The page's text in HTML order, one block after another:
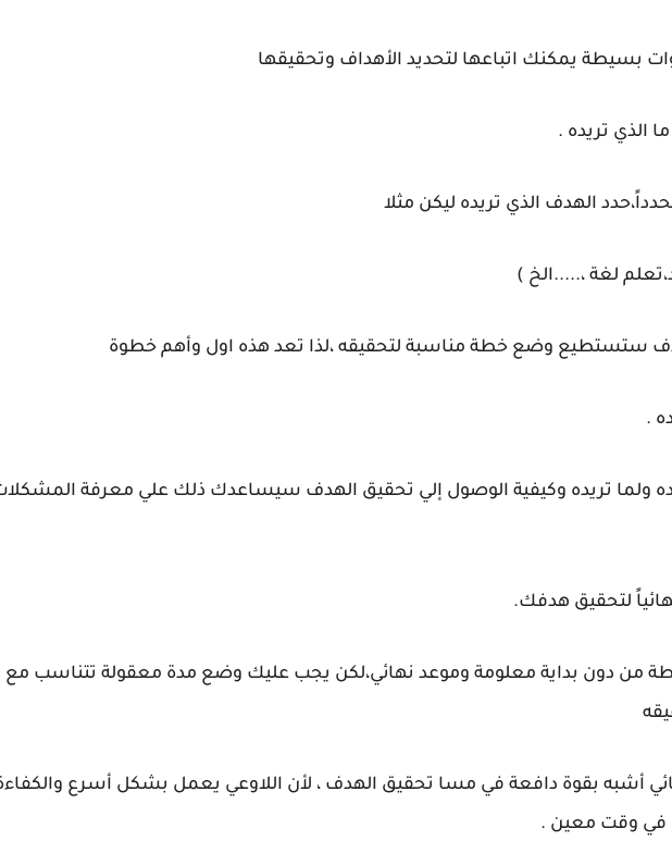
بسيطة يمكنك اتباعها لتحديد الأهداف وتحقيقها
الذي تريده .
الهدف الذي تريده ليكن مثلا
لغة ،.....الخ )
ستستطيع وضع خطة مناسبة لتحقيقه ،لذا تعد هذه اول وأهم خطوة
.
ولما تريده وكيفية الوصول إلي تحقيق الهدف سيساعدك ذلك علي معرفة
لتحقيق هدفك.
من دون بداية معلومة وموعد نهائي،لكن يجب عليك وضع مدة معقولة تتناسب مع
أشبه بقوة دافعة في مسا تحقيق الهدف ، لأن اللاوعي يعمل بشكل أسرع والكفاءة
في وقت معين .